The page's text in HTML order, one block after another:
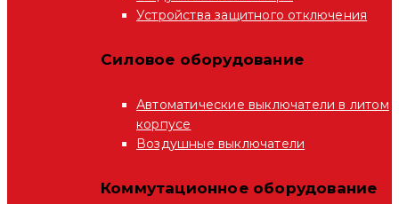
Устройства защитного отключения
Силовое оборудование
Автоматические выключатели в литом
корпусе
Воздушные выключатели
Коммутационное оборудование